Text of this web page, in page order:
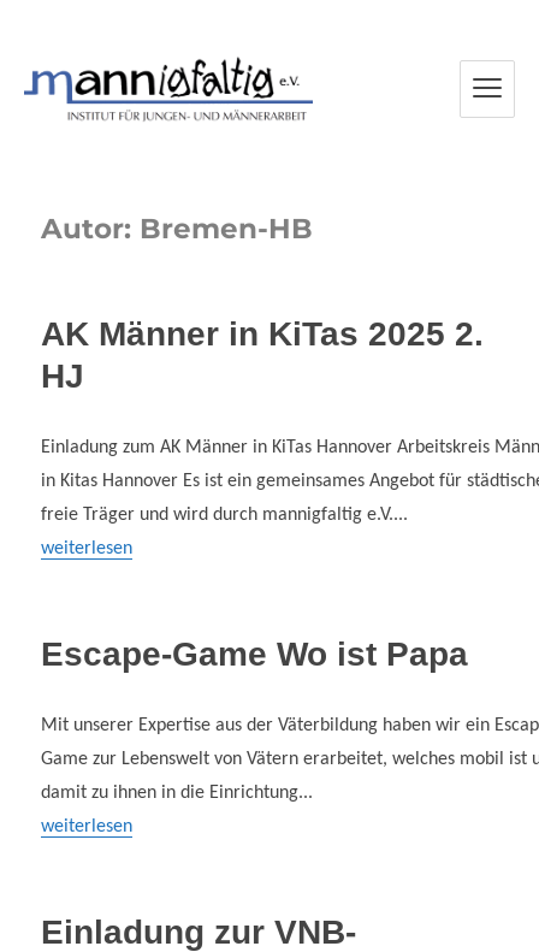
Autor: Bremen-HB
AK Männer in KiTas 2025 2.
HJ
Einladung zum AK Männer in KiTas Hannover Arbeitskreis
in Kitas Hannover Es ist ein gemeinsames Angebot für
freie Träger und wird durch mannigfaltig e.V....
weiterlesen
Escape-Game Wo ist Papa
Mit unserer Expertise aus der Väterbildung haben wir ein
Game zur Lebenswelt von Vätern erarbeitet, welches mobil ist
damit zu ihnen in die Einrichtung...
weiterlesen
Einladung zur VNB-